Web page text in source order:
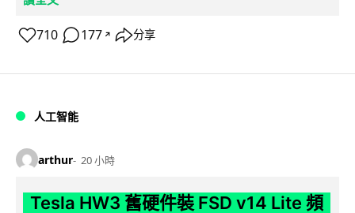
710 177 ↗ 分享
人工智能
arthur 20 小時
Tesla HW3 舊硬件裝 FSD v14 Lite 頻